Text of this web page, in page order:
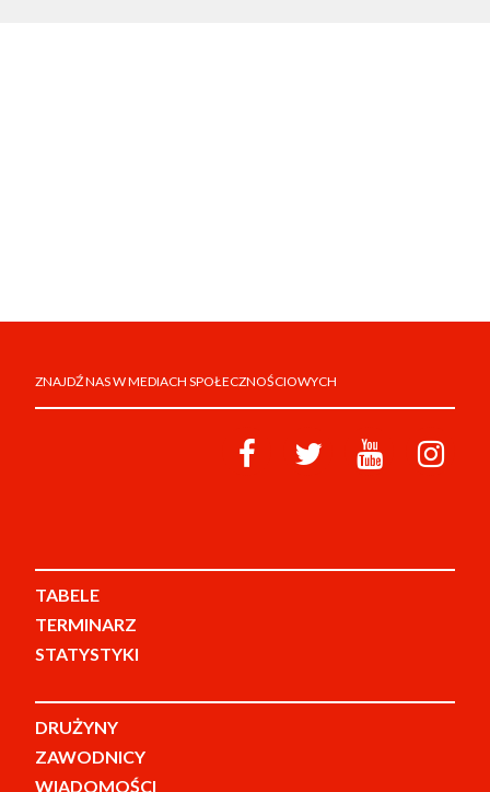
ZNAJDŹ NAS W MEDIACH SPOŁECZNOŚCIOWYCH
TABELE
TERMINARZ
STATYSTYKI
DRUŻYNY
ZAWODNICY
WIADOMOŚCI